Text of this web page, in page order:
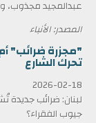
عبدالمجيد
المصدر: الأنباء
"مجزرة ضرائب"
تحرك الشارع
2026-02-18
لبنان: ضرائب جديدة
جيوب الفقراء؟